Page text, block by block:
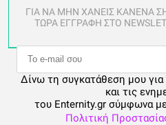
ΓΙΑ ΝΑ ΜΗΝ ΧΑΝΕΙΣ ΚΑΝΕΝΑ
ΤΩΡΑ ΕΓΓΡΑΦΗ ΣΤΟ
Δίνω τη συγκατάθεση μου
και τις
του Enternity.gr σύμφωνα
Πολιτική